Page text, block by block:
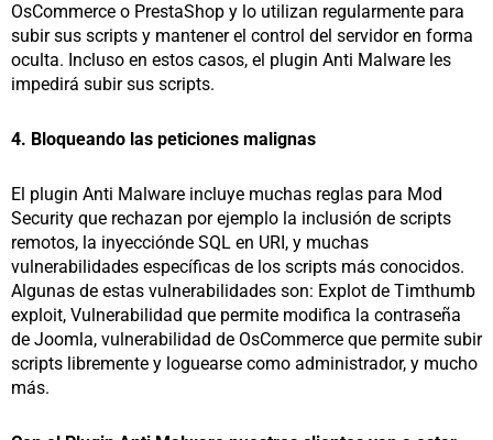
OsCommerce o PrestaShop y lo utilizan regularmente para
subir sus scripts y mantener el control del servidor en forma
oculta. Incluso en estos casos, el plugin Anti Malware les
impedirá subir sus scripts.
4. Bloqueando las peticiones malignas
El plugin Anti Malware incluye muchas reglas para Mod
Security que rechazan por ejemplo la inclusión de scripts
remotos, la inyecciónde SQL en URI, y muchas
vulnerabilidades específicas de los scripts más conocidos.
Algunas de estas vulnerabilidades son: Explot de Timthumb
exploit, Vulnerabilidad que permite modifica la contraseña
de Joomla, vulnerabilidad de OsCommerce que permite subir
scripts libremente y loguearse como administrador, y mucho
más.